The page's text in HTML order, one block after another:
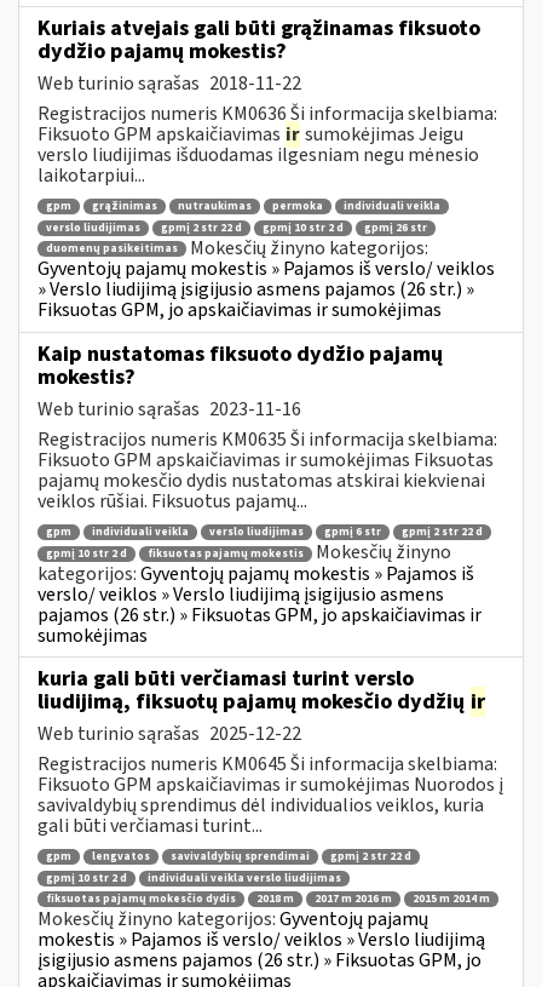
Kuriais atvejais gali būti grąžinamas fiksuoto
dydžio pajamų mokestis?
Web turinio sąrašas 2018-11-22
Registracijos numeris KM0636 Ši informacija skelbiama:
Fiksuoto GPM apskaičiavimas irsumokėjimas Jeigu
verslo liudijimas išduodamas ilgesniam negu mėnesio
laikotarpiui...
gpm grąžinimas nutraukimas permoka
individuali veikla
verslo liudijimas
gpmį 2 str 22 d gpmį 10 str 2 d
gpmį 26 str
duomenų pasikeitimas
Mokesčių žinyno kategorijos:
Gyventojų pajamų mokestis » Pajamos iš verslo/ veiklos
» Verslo liudijimą įsigijusio asmens pajamos (26 str.) »
Fiksuotas GPM, jo apskaičiavimas ir sumokėjimas
Kaip nustatomas fiksuoto dydžio pajamų
mokestis?
Web turinio sąrašas 2023-11-16
Registracijos numeris KM0635 Ši informacija skelbiama:
Fiksuoto GPM apskaičiavimas ir sumokėjimas Fiksuotas
pajamų mokesčio dydis nustatomas atskirai kiekvienai
veiklos rūšiai. Fiksuotus pajamų...
gpm individuali veikla verslo liudijimas gpmį 6 str
gpmį 2 str 22 d
gpmį 10 str 2 d
fiksuotas pajamų mokestis
Mokesčių žinyno
kategorijos:Gyventojų pajamų mokestis » Pajamos iš
verslo/ veiklos » Verslo liudijimą įsigijusio asmens
pajamos (26 str.) » Fiksuotas GPM, jo apskaičiavimas ir
sumokėjimas
kuria gali būti verčiamasi turint verslo
liudijimą, fiksuotų pajamų mokesčio dydžių ir
Web turinio sąrašas 2025-12-22
Registracijos numeris KM0645 Ši informacija skelbiama:
Fiksuoto GPM apskaičiavimas ir sumokėjimas Nuorodos į
savivaldybių sprendimus dėl individualios veiklos, kuria
gali būti verčiamasi turint...
gpm lengvatos savivaldybių sprendimai
gpmį 2 str 22 d
gpmį 10 str 2 d
individuali veikla verslo liudijimas
fiksuotas pajamų mokesčio dydis
2018 m 2017 m 2016 m 2015 m 2014 m
Mokesčių žinyno kategorijos:Gyventojų pajamų
mokestis » Pajamos iš verslo/ veiklos » Verslo liudijimą
įsigijusio asmens pajamos (26 str.) » Fiksuotas GPM, jo
apskaičiavimas ir sumokėjimas